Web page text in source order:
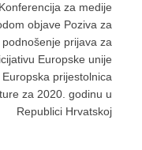
Konferencija za medije
objave Poziva za
podnošenje prijava za
Europske unije
Europska prijestolnica
za 2020. godinu u
Republici Hrvatskoj